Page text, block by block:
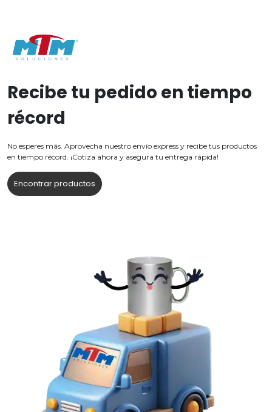
Recibe tu pedido en tiempo
récord
No esperes más. Aprovecha nuestro envío express y recibe tus productos
en tiempo récord. ¡Cotiza ahora y asegura tu entrega rápida!
Encontrar productos